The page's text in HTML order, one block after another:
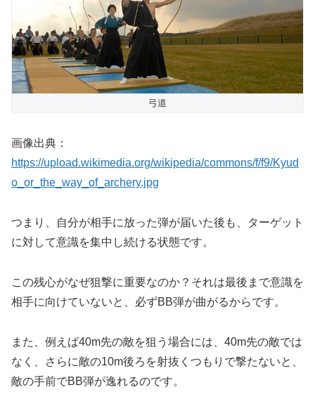
弓道
画像出典：
https://upload.wikimedia.org/wikipedia/commons/f/f9/Kyud
o_or_the_way_of_archery.jpg
つまり、自分が相手に放った弾が届いた後も、ターゲット
に対して意識を集中し続ける状態です。
この残心がなぜ狙撃に重要なのか？それは最後まで意識を
相手に向けていないと、必ずBB弾が曲がるからです。
また、例えば40m先の敵を狙う場合には、40m先の敵では
なく、さらに敵の10m後ろを射抜くつもりで撃たないと、
敵の手前でBB弾が逸れるのです。